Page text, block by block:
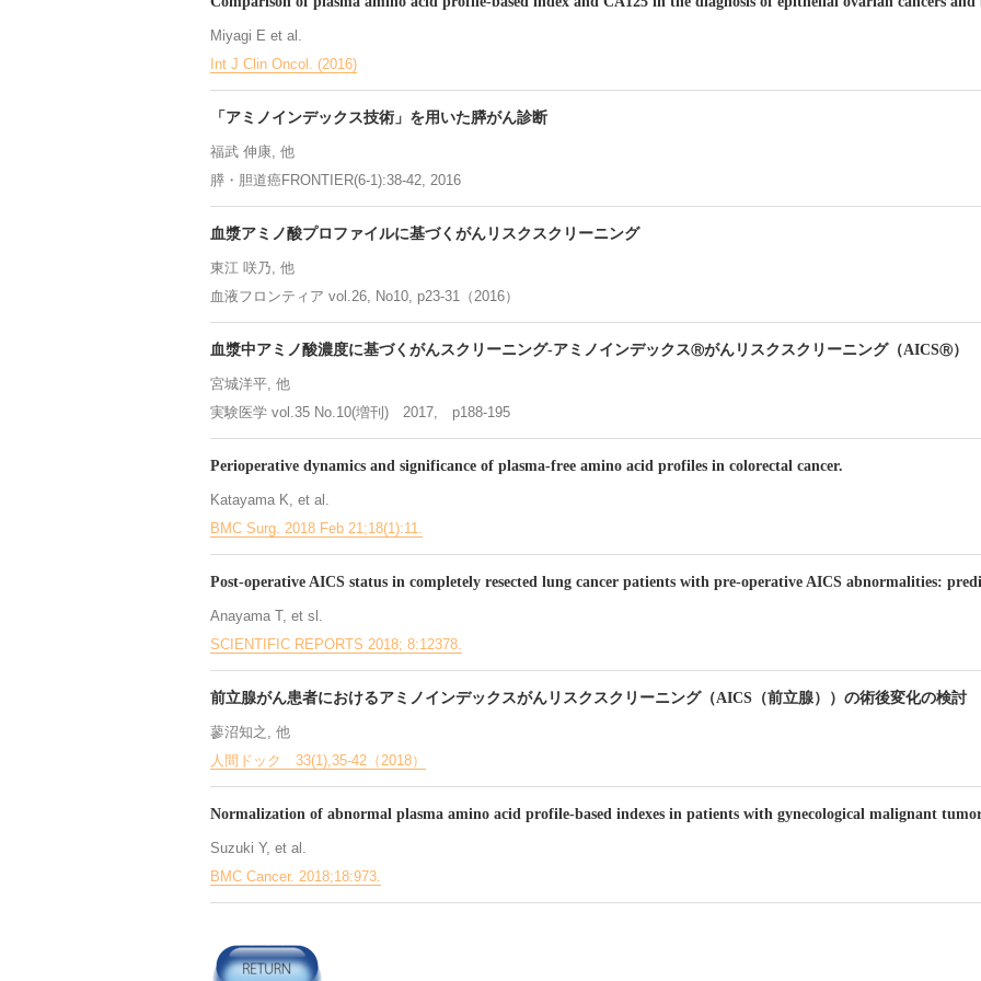
Miyagi E et al.
Int J Clin Oncol. (2016)
「アミノインデックス技術」を用いた膵がん診断
福武 伸康, 他
膵・胆道癌FRONTIER(6-1):38-42, 2016
血漿アミノ酸プロファイルに基づくがんリスクスクリーニング
東江 咲乃, 他
血液フロンティア vol.26, No10, p23-31（2016）
血漿中アミノ酸濃度に基づくがんスクリーニング-アミノインデックスⓇがんリスクスクリーニング（AICSⓇ）
宮城洋平, 他
実験医学 vol.35 No.10(増刊) 2017, p188-195
Perioperative dynamics and significance of plasma-free amino acid profiles in colorectal cancer.
Katayama K, et al.
BMC Surg. 2018 Feb 21;18(1):11.
Post-operative AICS status in completely resected lung cancer patients with pre-operative AICS abnormalities:
Anayama T, et sl.
SCIENTIFIC REPORTS 2018; 8:12378.
前立腺がん患者におけるアミノインデックスがんリスクスクリーニング（AICS（前立腺））の術後変化の検討
蓼沼知之, 他
人間ドック 33(1),35-42（2018）
Normalization of abnormal plasma amino acid profile-based indexes in patients with gynecological malignant
Suzuki Y, et al.
BMC Cancer. 2018;18:973.